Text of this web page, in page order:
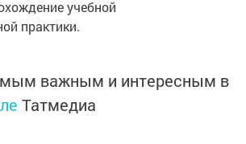
учебной
практики.
важным и интересным в
Татмедиа